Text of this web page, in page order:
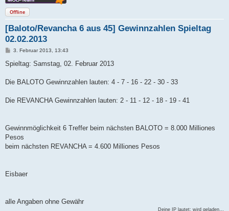
Offline
[Baloto/Revancha 6 aus 45] Gewinnzahlen Spieltag
02.02.2013
B
i
a
3. Februar 2013, 13:43
Spieltag: Samstag, 02. Februar 2013
Die BALOTO Gewinnzahlen lauten: 4 - 7 - 16 - 22 - 30 - 33
Die REVANCHA Gewinnzahlen lauten: 2 - 11 - 12 - 18 - 19 - 41
Gewinnmöglichkeit 6 Treffer beim nächsten BALOTO = 8.000 Milliones
Pesos
beim nächsten REVANCHA = 4.600 Milliones Pesos
Eisbaer
alle Angaben ohne Gewähr
Deine IP lautet: wird geladen…